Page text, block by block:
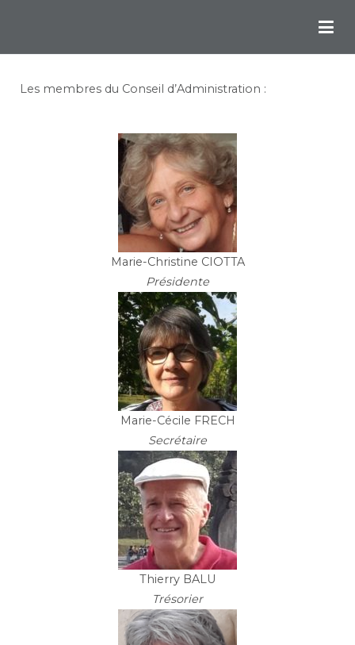
Les membres du Conseil d’Administration :
Marie-Christine CIOTTA
Présidente
Marie-Cécile FRECH
Secrétaire
Thierry BALU
Trésorier